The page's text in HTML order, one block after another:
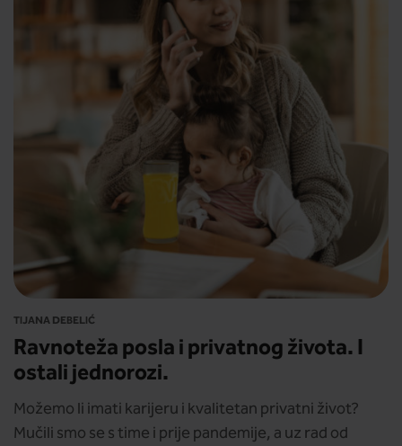
TIJANA DEBELIĆ
Ravnoteža posla i privatnog života. I
ostali jednorozi.
Možemo li imati karijeru i kvalitetan privatni život?
Mučili smo se s time i prije pandemije, a uz rad od